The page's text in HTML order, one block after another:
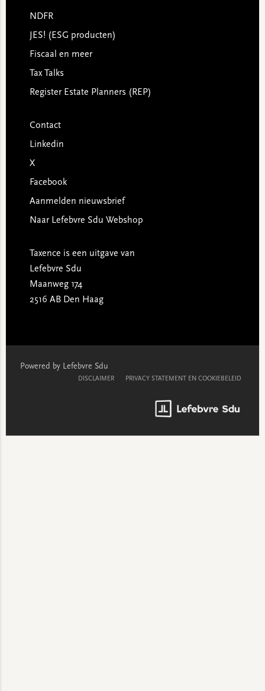
NDFR
JES! (ESG producten)
Fiscaal en meer
Tax Talks
Register Estate Planners (REP)
Contact
Linkedin
X
Facebook
Aanmelden nieuwsbrief
Naar Lefebvre Sdu Webshop
Taxence is een uitgave van
Lefebvre Sdu
Maanweg 174
2516 AB Den Haag
Powered by Lefebvre Sdu
DISCLAIMER PRIVACY STATEMENT EN COOKIEBELEID